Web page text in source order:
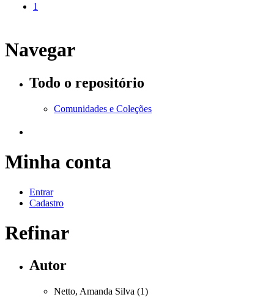
1
Navegar
Todo o repositório
Comunidades e Coleções
Minha conta
Entrar
Cadastro
Refinar
Autor
Netto, Amanda Silva (1)